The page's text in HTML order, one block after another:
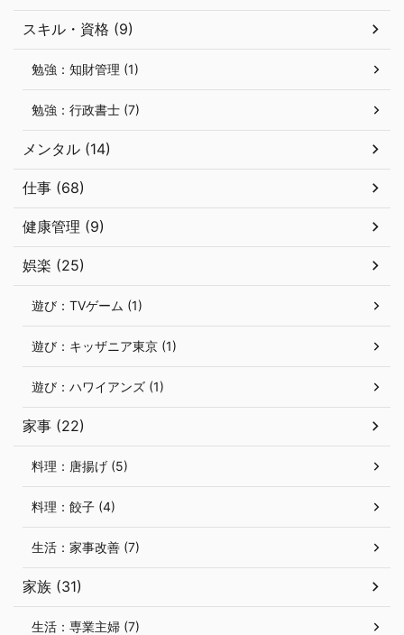
スキル・資格 (9)
勉強：知財管理 (1)
勉強：行政書士 (7)
メンタル (14)
仕事 (68)
健康管理 (9)
娯楽 (25)
遊び：TVゲーム (1)
遊び：キッザニア東京 (1)
遊び：ハワイアンズ (1)
家事 (22)
料理：唐揚げ (5)
料理：餃子 (4)
生活：家事改善 (7)
家族 (31)
生活：専業主婦 (7)